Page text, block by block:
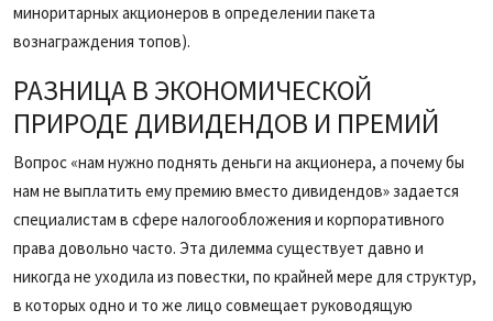
миноритарных акционеров в определении пакета
вознаграждения топов).
РАЗНИЦА В ЭКОНОМИЧЕСКОЙ
ПРИРОДЕ ДИВИДЕНДОВ И ПРЕМИЙ
Вопрос «нам нужно поднять деньги на акционера, а почему бы
нам не выплатить ему премию вместо дивидендов» задается
специалистам в сфере налогообложения и корпоративного
права довольно часто. Эта дилемма существует давно и
никогда не уходила из повестки, по крайней мере для структур,
в которых одно и то же лицо совмещает руководящую